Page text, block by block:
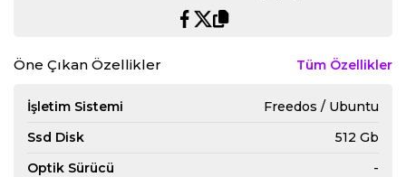
Öne Çıkan Özellikler Tüm Özellikler
İşletim Sistemi
Freedos / Ubuntu
Ssd Disk
512 Gb
Optik Sürücü
-